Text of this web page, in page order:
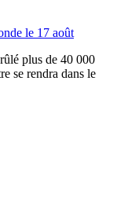
le 17 août
plus de 40 000
se rendra dans le